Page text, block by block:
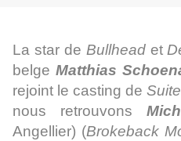
La star de Bullheadet
belge Matthias
rejoint le casting de
nous retrouvons
Angellier) (Brokeback